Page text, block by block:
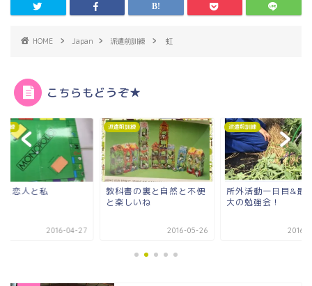
HOME Japan 派遣前訓練 虹
こちらもどうぞ★
訓練
の裏と自然と不便
2016-05-26
派遣前訓練
所外活動一日目&最小最
大の勉強会！
2016-05-20
派遣前訓練
アメリカでの衝撃と
心
2016-